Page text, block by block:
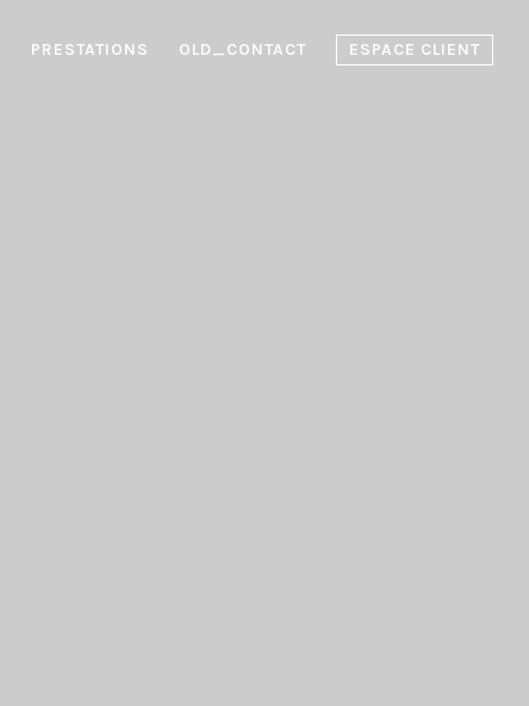
PRESTATIONS OLD_CONTACT ESPACE CLIENT